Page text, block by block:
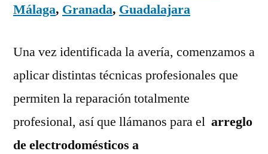
Málaga, Granada, Guadalajara
Una vez identificada la avería, comenzamos a
aplicar distintas técnicas profesionales que
permiten la reparación totalmente
profesional, así que llámanos para el arreglo
de electrodomésticos a